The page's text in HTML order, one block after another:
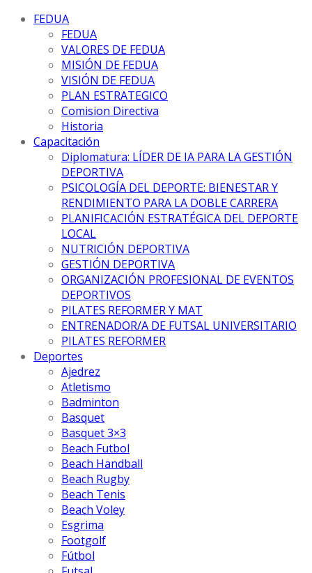
FEDUA
FEDUA
VALORES DE FEDUA
MISIÓN DE FEDUA
VISIÓN DE FEDUA
PLAN ESTRATEGICO
Comision Directiva
Historia
Capacitación
Diplomatura: LÍDER DE IA PARA LA GESTIÓN
DEPORTIVA
PSICOLOGÍA DEL DEPORTE: BIENESTAR Y
RENDIMIENTO PARA LA DOBLE CARRERA
PLANIFICACIÓN ESTRATÉGICA DEL DEPORTE
LOCAL
NUTRICIÓN DEPORTIVA
GESTIÓN DEPORTIVA
ORGANIZACIÓN PROFESIONAL DE EVENTOS
DEPORTIVOS
PILATES REFORMER Y MAT
ENTRENADOR/A DE FUTSAL UNIVERSITARIO
PILATES REFORMER
Deportes
Ajedrez
Atletismo
Badminton
Basquet
Basquet 3×3
Beach Futbol
Beach Handball
Beach Rugby
Beach Tenis
Beach Voley
Esgrima
Footgolf
Fútbol